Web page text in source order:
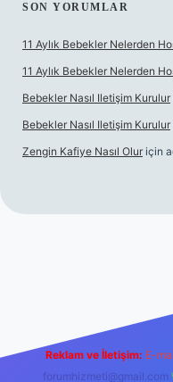
SON YORUMLAR
11 Aylık Bebekler Nelerden
11 Aylık Bebekler Nelerden
Bebekler Nasıl Iletişim Kurulur
Bebekler Nasıl Iletişim Kurulur
Zengin Kafiye Nasıl Olur için
Reklam ve İletişim: E-
forumhizmeti@gmail.com